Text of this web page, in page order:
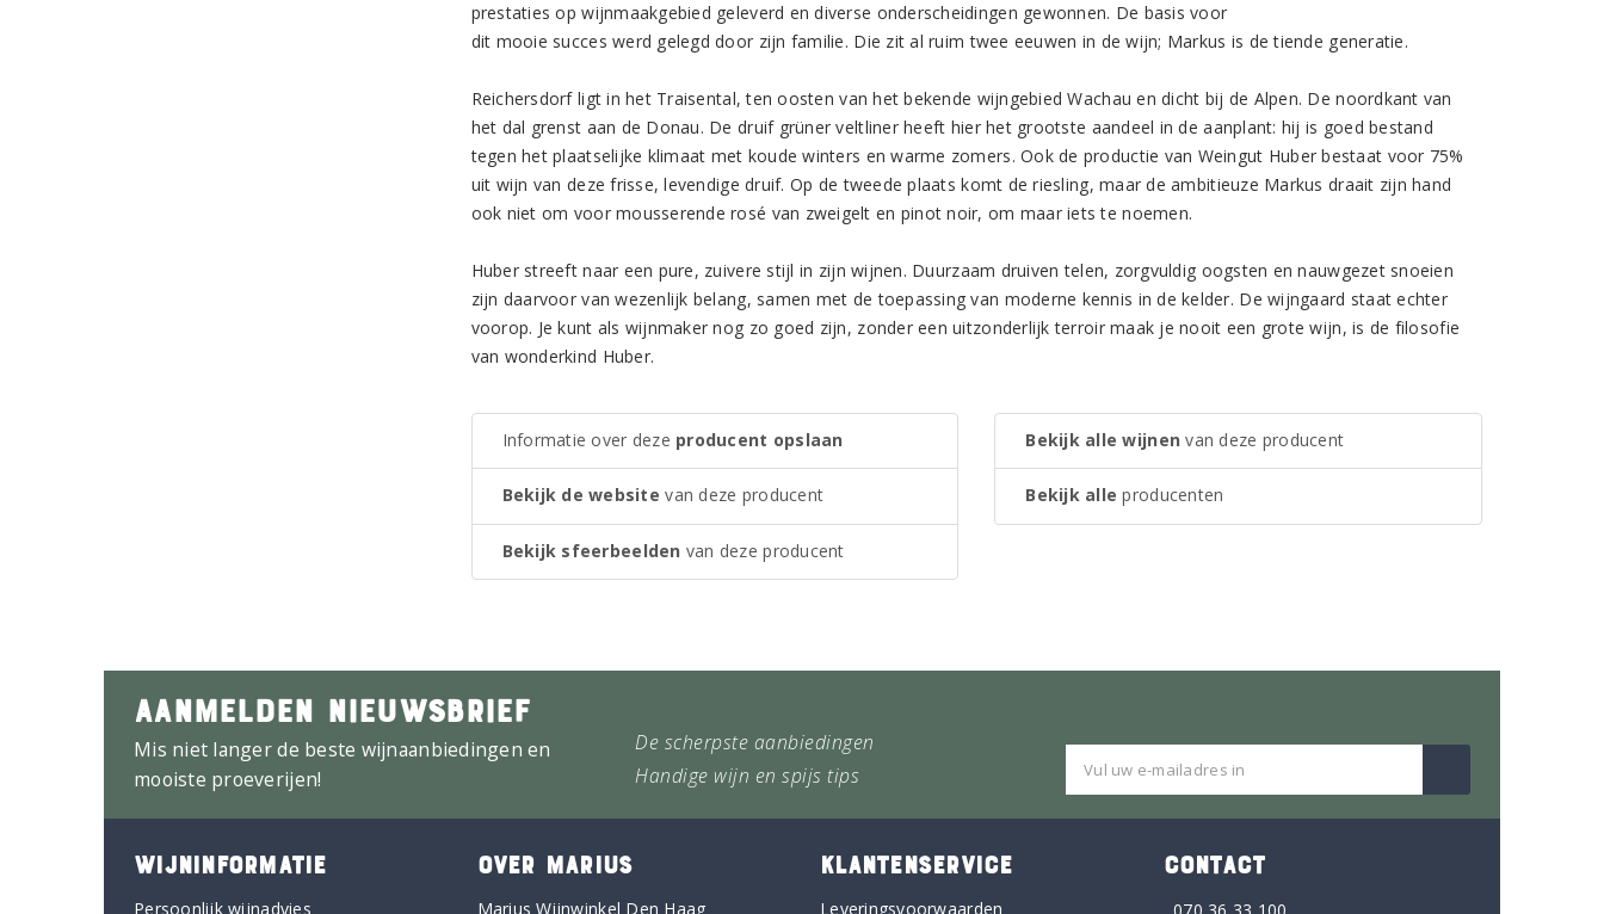
prestaties op wijnmaakgebied geleverd en diverse onderscheidingen gewonnen. De basis voor
dit mooie succes werd gelegd door zijn familie. Die zit al ruim twee eeuwen in de wijn; Markus is de tiende generatie.
Reichersdorf ligt in het Traisental, ten oosten van het bekende wijngebied Wachau en dicht bij de Alpen. De noordkant van
het dal grenst aan de Donau. De druif grüner veltliner heeft hier het grootste aandeel in de aanplant: hij is goed bestand
tegen het plaatselijke klimaat met koude winters en warme zomers. Ook de productie van Weingut Huber bestaat voor 75%
uit wijn van deze frisse, levendige druif. Op de tweede plaats komt de riesling, maar de ambitieuze Markus draait zijn hand
ook niet om voor mousserende rosé van zweigelt en pinot noir, om maar iets te noemen.
Huber streeft naar een pure, zuivere stijl in zijn wijnen. Duurzaam druiven telen, zorgvuldig oogsten en nauwgezet snoeien
zijn daarvoor van wezenlijk belang, samen met de toepassing van moderne kennis in de kelder. De wijngaard staat echter
voorop. Je kunt als wijnmaker nog zo goed zijn, zonder een uitzonderlijk terroir maak je nooit een grote wijn, is de filosofie
van wonderkind Huber.
Informatie over deze producent opslaan
Bekijk de website van deze producent
Bekijk sfeerbeelden van deze producent
Bekijk alle wijnen van deze producent
Bekijk alle producenten
AANMELDEN NIEUWSBRIEF
Mis niet langer de beste wijnaanbiedingen en
mooiste proeverijen!
De scherpste aanbiedingen
Handige wijn en spijs tips
WIJNINFORMATIE
Persoonlijk wijnadvies
OVER MARIUS
Marius Wijnwinkel Den Haag
KLANTENSERVICE
Leveringsvoorwaarden
CONTACT